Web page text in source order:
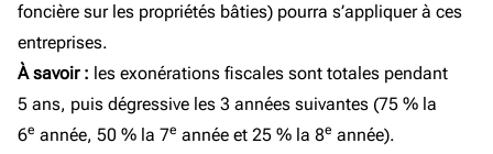
foncière sur les propriétés bâties) pourra s’appliquer à ces
entreprises.
À savoir : les exonérations fiscales sont totales pendant
5 ans, puis dégressive les 3 années suivantes (75 % la
6e année, 50 % la 7e année et 25 % la 8e année).